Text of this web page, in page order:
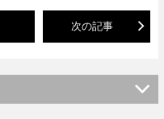
次の記事